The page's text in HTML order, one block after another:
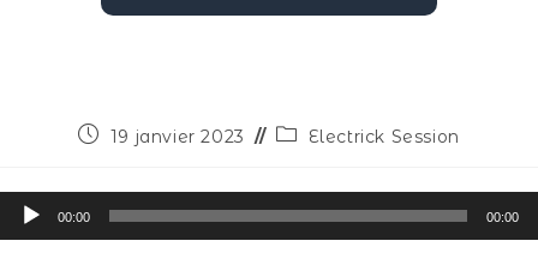
19 janvier 2023 Electrick Session
Lecteur
audio
00:00 00:00